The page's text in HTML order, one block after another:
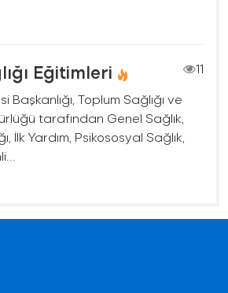
Eğitimleri
11
Başkanlığı, Toplum Sağlığı ve
tarafından Genel Sağlık,
İlk Yardım, Psikososyal Sağlık,